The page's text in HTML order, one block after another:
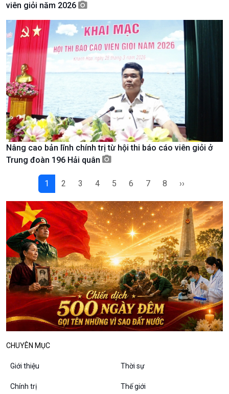
Podcast
Góc nhìn VOV1
Câu chuyện thời sự
Dòng chảy sự kiện
Đối thoại
Diễn đàn chủ nhật
Chuyện đêm
viên giỏi năm 2026
Nâng cao bản lĩnh chính trị từ hội thi báo cáo viên giỏi ở
Trung đoàn 196 Hải quân
1 2 3 4 5 6 7 8 ››
CHUYÊN MỤC
Giới thiệu Thời sự
Chính trị Thế giới